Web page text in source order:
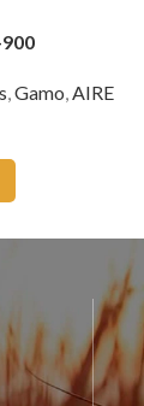
Gamo AIRE